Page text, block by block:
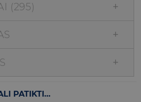
(295)
PATIKTI…